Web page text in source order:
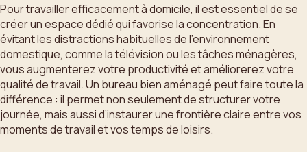
Pour travailler efficacement à domicile, il est essentiel de se
créer un espace dédié qui favorise la concentration. En
évitant les distractions habituelles de l’environnement
domestique, comme la télévision ou les tâches ménagères,
vous augmenterez votre productivité et améliorerez votre
qualité de travail. Un bureau bien aménagé peut faire toute la
différence : il permet non seulement de structurer votre
journée, mais aussi d’instaurer une frontière claire entre vos
moments de travail et vos temps de loisirs.